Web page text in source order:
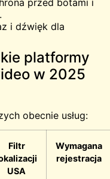
i dźwięk dla
platformy
w 2025
obecnie usług:
Filtr
USA
Wymagana
rejestracja